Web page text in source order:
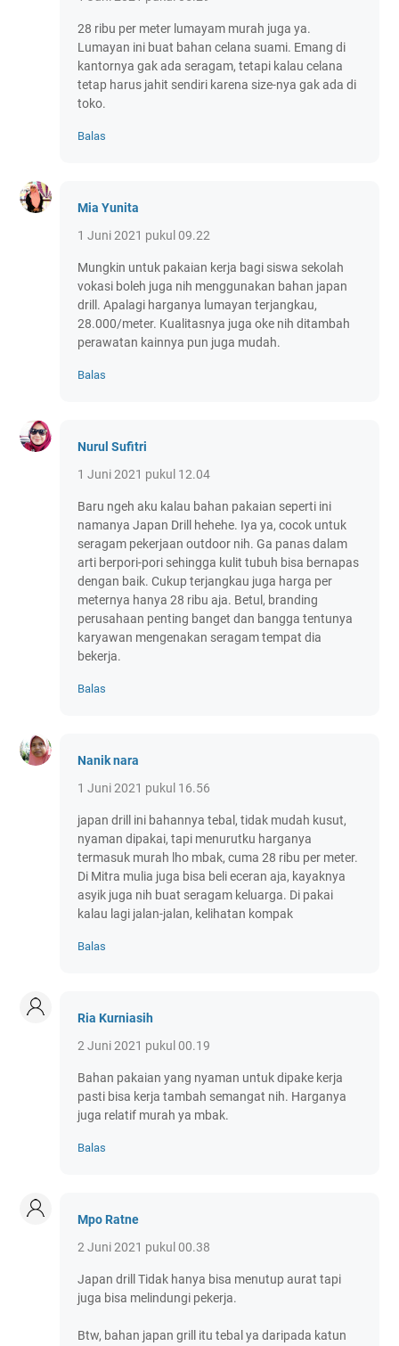
28 ribu per meter lumayam murah juga ya.
Lumayan ini buat bahan celana suami. Emang di
kantornya gak ada seragam, tetapi kalau celana
tetap harus jahit sendiri karena size-nya gak ada di
toko.
Balas
Mia Yunita
1 Juni 2021 pukul 09.22
Mungkin untuk pakaian kerja bagi siswa sekolah
vokasi boleh juga nih menggunakan bahan japan
drill. Apalagi harganya lumayan terjangkau,
28.000/meter. Kualitasnya juga oke nih ditambah
perawatan kainnya pun juga mudah.
Balas
Nurul Sufitri
1 Juni 2021 pukul 12.04
Baru ngeh aku kalau bahan pakaian seperti ini
namanya Japan Drill hehehe. Iya ya, cocok untuk
seragam pekerjaan outdoor nih. Ga panas dalam
arti berpori-pori sehingga kulit tubuh bisa bernapas
dengan baik. Cukup terjangkau juga harga per
meternya hanya 28 ribu aja. Betul, branding
perusahaan penting banget dan bangga tentunya
karyawan mengenakan seragam tempat dia
bekerja.
Balas
Nanik nara
1 Juni 2021 pukul 16.56
japan drill ini bahannya tebal, tidak mudah kusut,
nyaman dipakai, tapi menurutku harganya
termasuk murah lho mbak, cuma 28 ribu per meter.
Di Mitra mulia juga bisa beli eceran aja, kayaknya
asyik juga nih buat seragam keluarga. Di pakai
kalau lagi jalan-jalan, kelihatan kompak
Balas
Ria Kurniasih
2 Juni 2021 pukul 00.19
Bahan pakaian yang nyaman untuk dipake kerja
pasti bisa kerja tambah semangat nih. Harganya
juga relatif murah ya mbak.
Balas
Mpo Ratne
2 Juni 2021 pukul 00.38
Japan drill Tidak hanya bisa menutup aurat tapi
juga bisa melindungi pekerja.
Btw, bahan japan grill itu tebal ya daripada katun